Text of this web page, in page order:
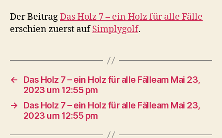
Der BeitragDas Holz 7 – ein Holz für alle Fälle
erschien zuerst aufSimplygolf.
←
Das Holz 7 – ein Holz für alle Fälleam Mai 23,
2023 um 12:55 pm
→
Das Holz 7 – ein Holz für alle Fälleam Mai 23,
2023 um 12:55 pm